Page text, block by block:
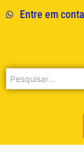
Entre em